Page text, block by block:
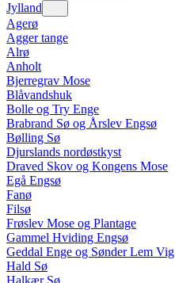
Jylland
Agerø
Agger tange
Alrø
Anholt
Bjerregrav Mose
Blåvandshuk
Bolle og Try Enge
Brabrand Sø og Årslev Engsø
Bølling Sø
Djurslands nordøstkyst
Draved Skov og Kongens Mose
Egå Engsø
Fanø
Filsø
Frøslev Mose og Plantage
Gammel Hviding Engsø
Geddal Enge og Sønder Lem Vig
Hald Sø
Halkær Sø